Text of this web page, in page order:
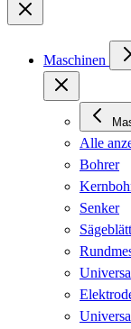
Maschinen
Alle
Bohrer
Senker